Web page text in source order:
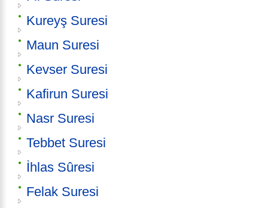
Kureyş Suresi
Maun Suresi
Kevser Suresi
Kafirun Suresi
Nasr Suresi
Tebbet Suresi
İhlas Sûresi
Felak Suresi